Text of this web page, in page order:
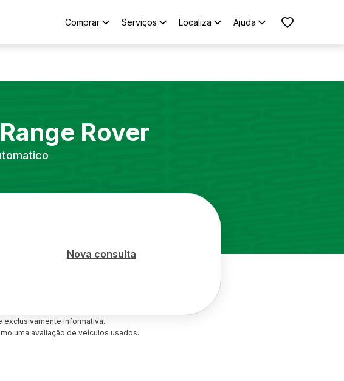
Comprar Serviços Localiza Ajuda
Range Rover
Nova consulta
informativa.
uma avaliação de veículos usados.